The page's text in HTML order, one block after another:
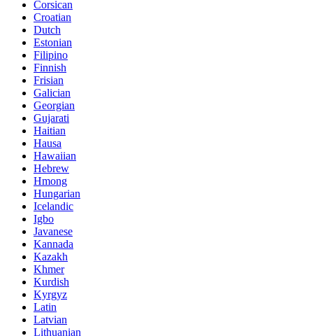
Corsican
Croatian
Dutch
Estonian
Filipino
Finnish
Frisian
Galician
Georgian
Gujarati
Haitian
Hausa
Hawaiian
Hebrew
Hmong
Hungarian
Icelandic
Igbo
Javanese
Kannada
Kazakh
Khmer
Kurdish
Kyrgyz
Latin
Latvian
Lithuanian